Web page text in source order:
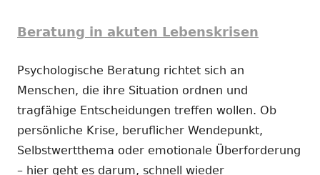
Beratung in akuten Lebenskrisen
Psychologische Beratung richtet sich an
Menschen, die ihre Situation ordnen und
tragfähige Entscheidungen treffen wollen. Ob
persönliche Krise, beruflicher Wendepunkt,
Selbstwertthema oder emotionale Überforderung
– hier geht es darum, schnell wieder